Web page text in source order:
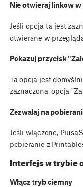
Nie otwieraj linków
Jeśli opcja ta jest
otwierane w
Pokazuj przycisk
Ta opcja jest
zaznaczona, opcja
Zezwalaj na
Jeśli włączone,
pobieranie z
Interfejs w trybie
Włącz tryb ciemny